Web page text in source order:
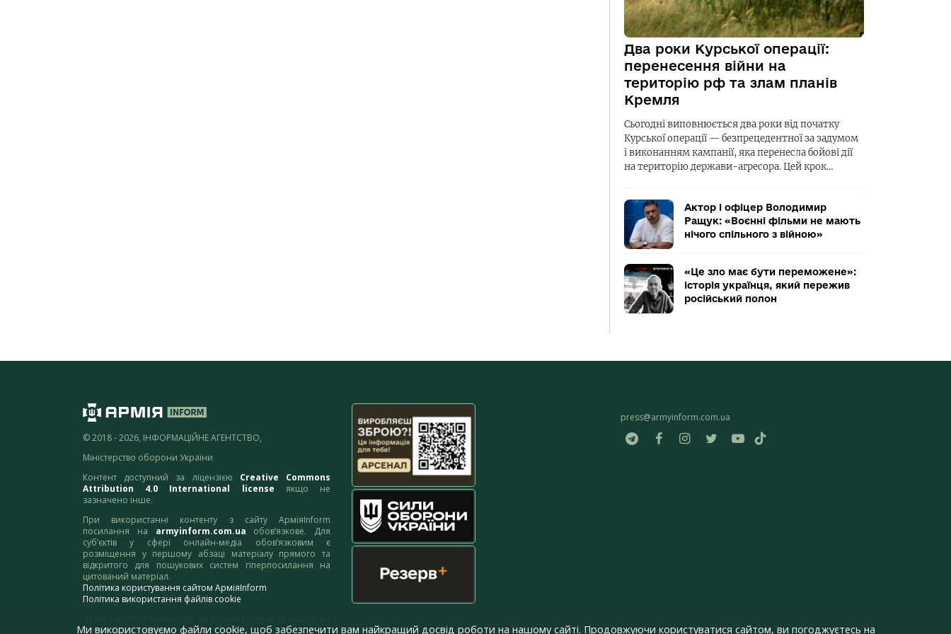
Два роки Курської операції:
перенесення війни на
територію рф та злам планів
Кремля
Сьогодні виповнюється два роки від початку
Курської операції — безпрецедентної за задумом
і виконанням кампанії, яка перенесла бойові дії
на територію держави-агресора. Цей крок…
Актор і офіцер Володимир
Ращук: «Воєнні фільми не мають
нічого спільного з війною»
«Це зло має бути переможене»:
історія українця, який пережив
російський полон
© 2018 - 2026, ІНФОРМАЦІЙНЕ АГЕНТСТВО,
Міністерство оборони України
Контент доступний за ліцензією Creative Commons
Attribution 4.0 International license якщо не
зазначено інше.
При використанні контенту з сайту АрміяInform
посилання на armyinform.com.ua обов’язкове. Для
суб’єктів у сфері онлайн-медіа обов’язковим є
розміщення у першому абзаці матеріалу прямого та
відкритого для пошукових систем гіперпосилання на
цитований матеріал.
Політика користування сайтом АрміяInform
Політика використання файлів cookie
адресу:webmaster@armyinform.com.ua
press@armyinform.com.ua
Ми використовуємо файли cookie, щоб забезпечити вам найкращий досвід роботи на нашому сайті. Продовжуючи користуватися сайтом, ви погоджуєтесь на